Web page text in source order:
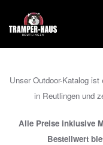
Zum Hauptinhalt
Unser Outdoor-Katalog
in Reutlingen und
Alle Preise inklusive
Bestellwert